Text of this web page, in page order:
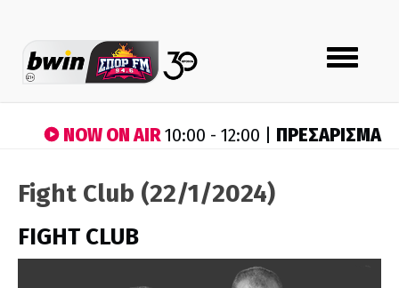
Toggle
navigation
NOW ON AIR10:00 - 12:00 | ΠΡΕΣΑΡΙΣΜΑ
Fight Club (22/1/2024)
FIGHT CLUB